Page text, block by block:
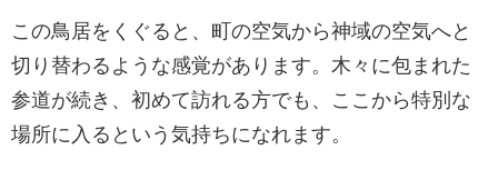
この鳥居をくぐると、町の空気から神域の空気へと
切り替わるような感覚があります。木々に包まれた
参道が続き、初めて訪れる方でも、ここから特別な
場所に入るという気持ちになれます。